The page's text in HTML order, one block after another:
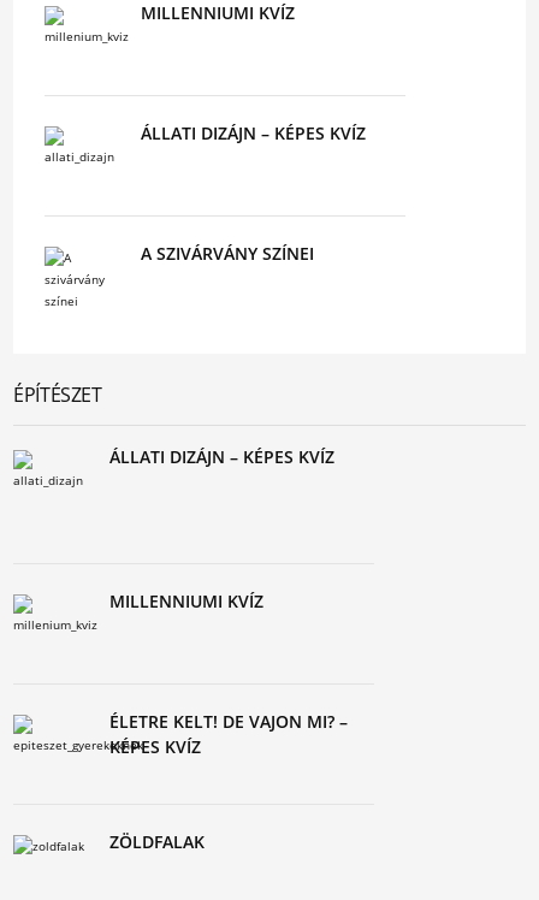
MILLENNIUMI KVÍZ
ÁLLATI DIZÁJN – KÉPES KVÍZ
A SZIVÁRVÁNY SZÍNEI
ÉPÍTÉSZET
ÁLLATI DIZÁJN – KÉPES KVÍZ
MILLENNIUMI KVÍZ
ÉLETRE KELT! DE VAJON MI? –
KÉPES KVÍZ
ZÖLDFALAK